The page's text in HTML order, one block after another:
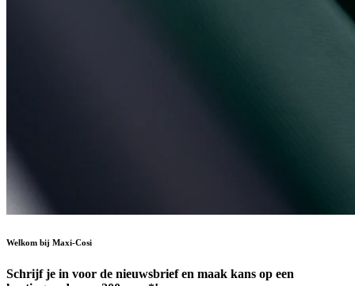
Welkom bij Maxi-Cosi
Schrijf je in voor de nieuwsbrief en maak kans op een